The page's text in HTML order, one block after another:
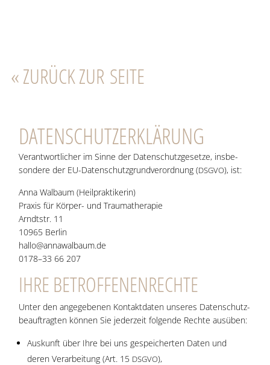
«ZURÜCK ZUR SEITE
DATEN­SCHUTZ­ER­KLÄ­RUNG
Ver­ant­wort­li­cher im Sin­ne der Daten­schutz­ge­set­ze, ins­be­
son­de­re der EU-Daten­schutz­grund­ver­ord­nung (DSGVO), ist:
Anna Wal­baum (Heil­prak­ti­ke­rin)
Pra­xis für Kör­per- und Trau­ma­the­ra­pie
Arndt­str. 11
10965 Ber­lin
hallo@annawalbaum.de
0178–33 66 207
IHRE BETROF­FE­NEN­RECH­TE
Unter den ange­ge­be­nen Kon­takt­da­ten unse­res Daten­schutz­
be­auf­trag­ten kön­nen Sie jeder­zeit fol­gen­de Rech­te ausüben:
Aus­kunft über Ihre bei uns gespei­cher­ten Daten und
deren Ver­ar­bei­tung (Art. 15 DSGVO),